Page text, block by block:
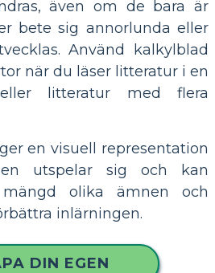
även om de bara är
bete sig annorlunda eller
Använd kalkylblad
när du läser litteratur i en
litteratur med flera
en visuell representation
utspelar sig och kan
olika ämnen och
inlärningen.
DIN EGEN